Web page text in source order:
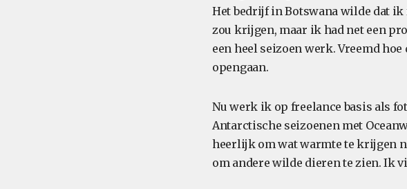
Het bedrijf in Botswana wilde dat
zou krijgen, maar ik had net een
een heel seizoen werk. Vreemd
opengaan.
Nu werk ik op freelance basis als
Antarctische seizoenen met
heerlijk om wat warmte te krijgen
om andere wilde dieren te zien. Ik